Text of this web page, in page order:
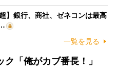
】銀行、商社、ゼネコンは最高
一覧を見る
「俺がカブ番長！」